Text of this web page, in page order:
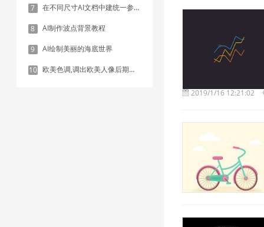
7 在不同尺寸AI文档中建统一参考线 - 方法1：对齐和分布
8 AI制作波点背景教程
9 AI绘制美丽的海底世界
10 欧美色调,调出欧美人像后期色调实例
2019/1/16 12:21:02